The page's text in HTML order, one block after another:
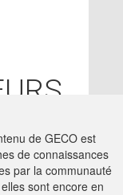
ACTA
de GECO est
de connaissances
par la communauté
sont encore en